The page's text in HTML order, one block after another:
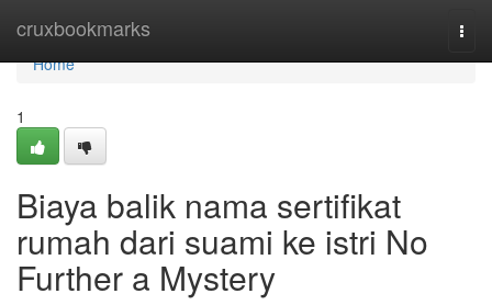
cruxbookmarks
Home
Home
1
Biaya balik nama sertifikat
rumah dari suami ke istri No
Further a Mystery